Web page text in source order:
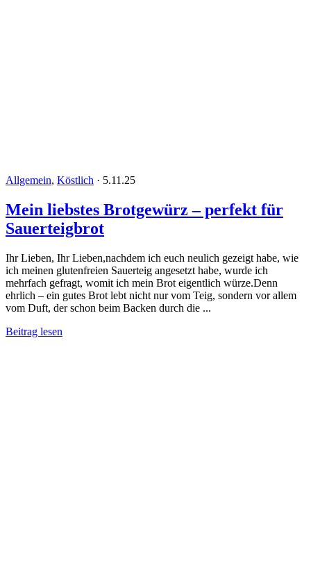
Allgemein, Köstlich · 5.11.25
Mein liebstes Brotgewürz – perfekt für
Sauerteigbrot
Ihr Lieben, Ihr Lieben,nachdem ich euch neulich gezeigt habe, wie
ich meinen glutenfreien Sauerteig angesetzt habe, wurde ich
mehrfach gefragt, womit ich mein Brot eigentlich würze.Denn
ehrlich – ein gutes Brot lebt nicht nur vom Teig, sondern vor allem
vom Duft, der schon beim Backen durch die ...
Beitrag lesen